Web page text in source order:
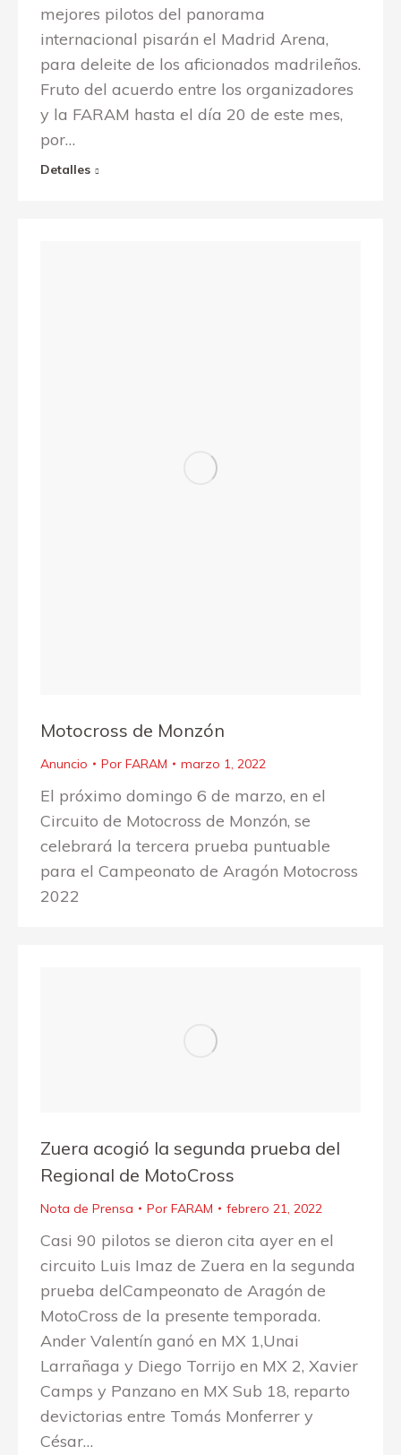
mejores pilotos del panorama
internacional pisarán el Madrid Arena,
para deleite de los aficionados madrileños.
Fruto del acuerdo entre los organizadores
y la FARAM hasta el día 20 de este mes,
por…
Detalles
Motocross de Monzón
Anuncio Por FARAM marzo 1, 2022
El próximo domingo 6 de marzo, en el
Circuito de Motocross de Monzón, se
celebrará la tercera prueba puntuable
para el Campeonato de Aragón Motocross
2022
Zuera acogió la segunda prueba del
Regional de MotoCross
Nota de Prensa Por FARAM febrero 21, 2022
Casi 90 pilotos se dieron cita ayer en el
circuito Luis Imaz de Zuera en la segunda
prueba delCampeonato de Aragón de
MotoCross de la presente temporada.
Ander Valentín ganó en MX 1,Unai
Larrañaga y Diego Torrijo en MX 2, Xavier
Camps y Panzano en MX Sub 18, reparto
devictorias entre Tomás Monferrer y
César…